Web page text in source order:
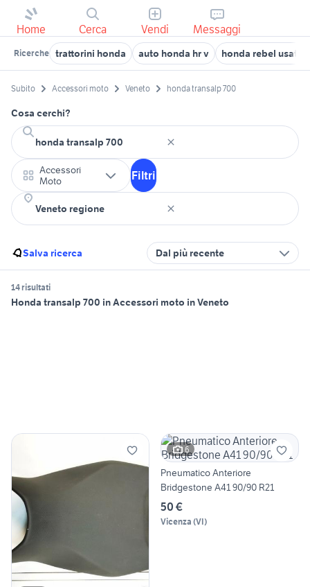
Home Cerca Vendi Messaggi
Ricerche trattorini honda auto honda hr v honda rebel usata
Subito Accessori moto Veneto honda transalp 700
Cosa cerchi?
Accessori
Moto
Filtri
Salva ricerca Dal più recente
14 risultati
Honda transalp 700 in Accessori moto in Veneto
6
Pneumatico Anteriore
Bridgestone A41 90/90 R21
50 €
Vicenza (VI)